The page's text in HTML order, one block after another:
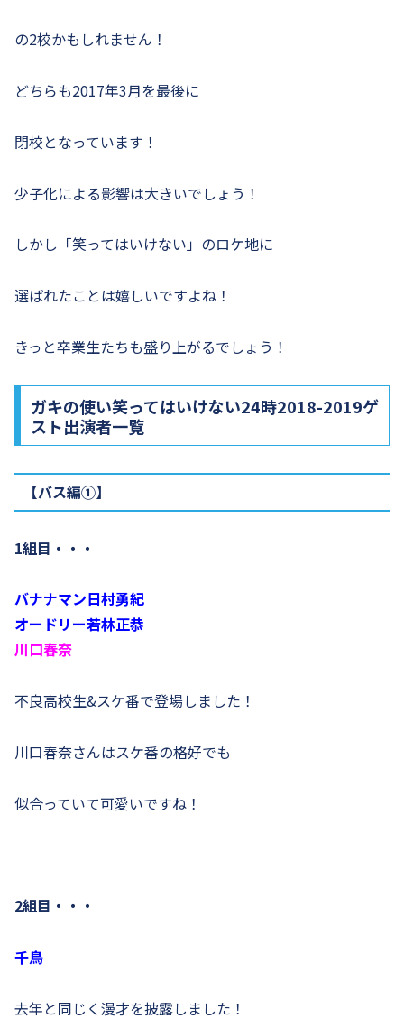
の2校かもしれません！
どちらも2017年3月を最後に
閉校となっています！
少子化による影響は大きいでしょう！
しかし「笑ってはいけない」のロケ地に
選ばれたことは嬉しいですよね！
きっと卒業生たちも盛り上がるでしょう！
ガキの使い笑ってはいけない24時2018-2019ゲ
スト出演者一覧
【バス編①】
1組目・・・
バナナマン日村勇紀
オードリー若林正恭
川口春奈
不良高校生&スケ番で登場しました！
川口春奈さんはスケ番の格好でも
似合っていて可愛いですね！
2組目・・・
千鳥
去年と同じく漫才を披露しました！